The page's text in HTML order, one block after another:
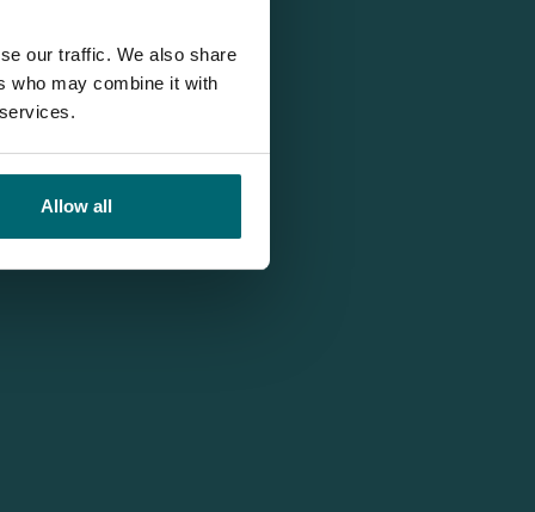
our traffic. We also share
who may combine it with
Allow all